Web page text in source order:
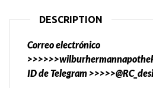
DESCRIPTION
Correo electrónico
ID de Telegram